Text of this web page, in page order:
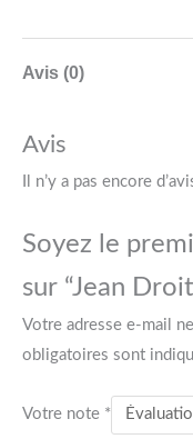
Avis (0)
Avis
Il n’y a pas encore
Soyez le
sur “Jean
Votre adresse e-mail
obligatoires sont
Votre note *